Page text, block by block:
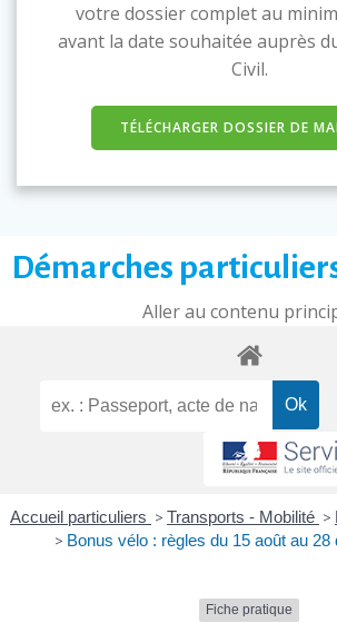
votre dossier complet au
avant la date souhaitée auprès
Civil.
TÉLÉCHARGER DOSSIER DE
Démarches
Aller au contenu
Accueil particuliers > Transports - Mobilité >
> Bonus vélo : règles du 15 août au 28
Fiche pratique